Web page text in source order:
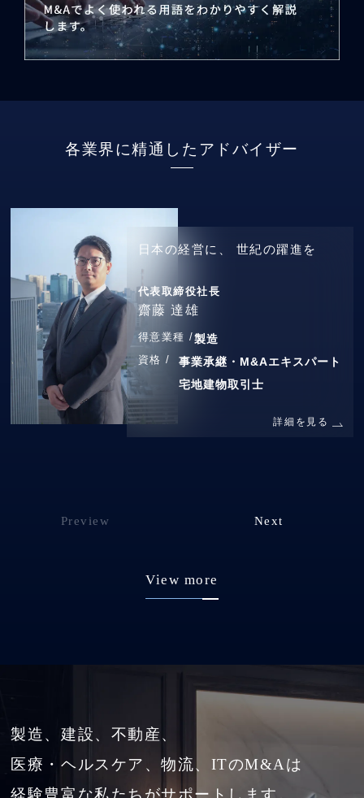
各業界に精通したアドバイザー
日本の経営に、 世紀の躍進を
代表取締役社長
齋藤 達雄
得意業種 /製造
資格 /
事業承継・M&Aエキスパート
宅地建物取引士
詳細を見る
Preview Next
View more
製造、建設、不動産、
医療・ヘルスケア、物流、ITのM&Aは
経験豊富な私たちがサポートします。